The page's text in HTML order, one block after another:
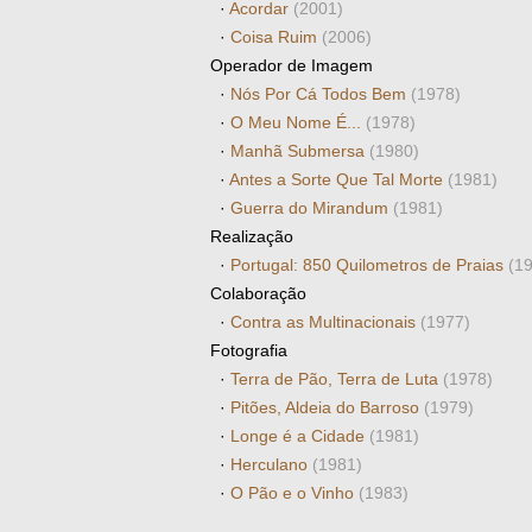
· Acordar (2001)
· Coisa Ruim (2006)
Operador de Imagem
· Nós Por Cá Todos Bem (1978)
· O Meu Nome É... (1978)
· Manhã Submersa (1980)
· Antes a Sorte Que Tal Morte (1981)
· Guerra do Mirandum (1981)
Realização
· Portugal: 850 Quilometros de Praias
Colaboração
· Contra as Multinacionais (1977)
Fotografia
· Terra de Pão, Terra de Luta (1978)
· Pitões, Aldeia do Barroso (1979)
· Longe é a Cidade (1981)
· Herculano (1981)
· O Pão e o Vinho (1983)